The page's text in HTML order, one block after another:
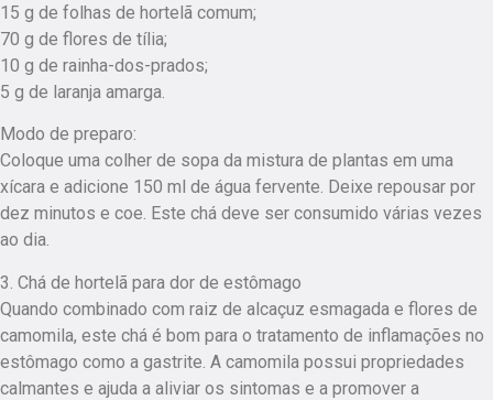
15 g de folhas de hortelã comum;
70 g de flores de tília;
10 g de rainha-dos-prados;
5 g de laranja amarga.
Modo de preparo:
Coloque uma colher de sopa da mistura de plantas em uma
xícara e adicione 150 ml de água fervente. Deixe repousar por
dez minutos e coe. Este chá deve ser consumido várias vezes
ao dia.
3. Chá de hortelã para dor de estômago
Quando combinado com raiz de alcaçuz esmagada e flores de
camomila, este chá é bom para o tratamento de inflamações no
estômago como a gastrite. A camomila possui propriedades
calmantes e ajuda a aliviar os sintomas e a promover a